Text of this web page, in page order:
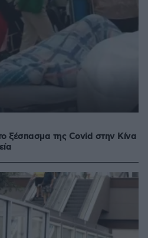
ξέσπασμα της Covid στην Κίνα